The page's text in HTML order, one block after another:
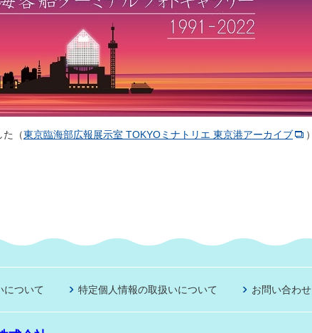
た（東京臨海部広報展示室 TOKYOミナトリエ 東京港アーカイブ ）
について 特定個人情報の取扱いについて お問い合わせ